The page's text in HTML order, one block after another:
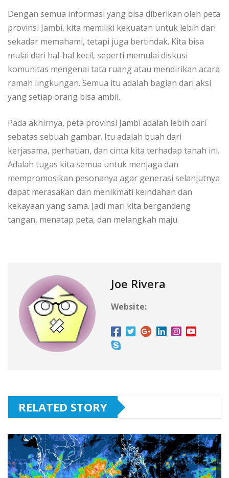
Dengan semua informasi yang bisa diberikan oleh peta
provinsi Jambi, kita memiliki kekuatan untuk lebih dari
sekadar memahami, tetapi juga bertindak. Kita bisa
mulai dari hal-hal kecil, seperti memulai diskusi
komunitas mengenai tata ruang atau mendirikan acara
ramah lingkungan. Semua itu adalah bagian dari aksi
yang setiap orang bisa ambil.
Pada akhirnya, peta provinsi Jambi adalah lebih dari
sebatas sebuah gambar. Itu adalah buah dari
kerjasama, perhatian, dan cinta kita terhadap tanah ini.
Adalah tugas kita semua untuk menjaga dan
mempromosikan pesonanya agar generasi selanjutnya
dapat merasakan dan menikmati keindahan dan
kekayaan yang sama. Jadi mari kita bergandeng
tangan, menatap peta, dan melangkah maju.
Joe Rivera
Website:
RELATED STORY